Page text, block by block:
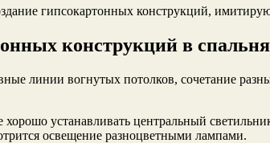
гипсокартонных конструкций,
конструкций в
линии вогнутых потолков, сочетание
хорошо устанавливать центральный
освещение разноцветными лампами.